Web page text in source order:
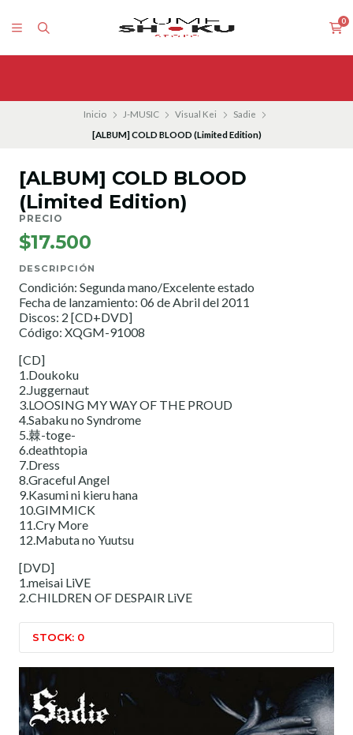
0
Inicio J-MUSIC Visual Kei
Sadie
[ALBUM] COLD BLOOD (Limited Edition)
[ALBUM] COLD BLOOD
(Limited Edition)
PRECIO
$17.500
DESCRIPCIÓN
Condición: Segunda mano/Excelente estado
Fecha de lanzamiento: 06 de Abril del 2011
Discos: 2 [CD+DVD]
Código: XQGM-91008
[CD]
1.Doukoku
2.Juggernaut
3.LOOSING MY WAY OF THE PROUD
4.Sabaku no Syndrome
5.棘-toge-
6.deathtopia
7.Dress
8.Graceful Angel
9.Kasumi ni kieru hana
10.GIMMICK
11.Cry More
12.Mabuta no Yuutsu
[DVD]
1.meisai LiVE
2.CHILDREN OF DESPAIR LiVE
STOCK: 0